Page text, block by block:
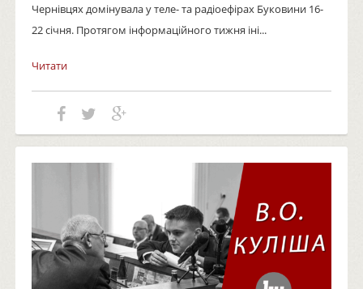
Чернівцях домінувала у теле- та радіоефірах Буковини 16-
22 січня. Протягом інформаційного тижня іні...
Читати